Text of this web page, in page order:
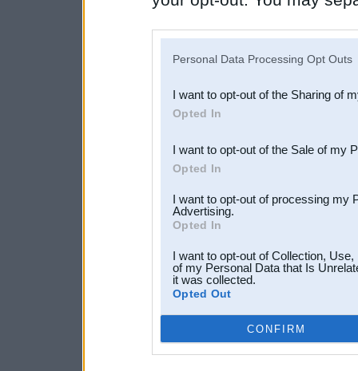
Downstream Participants
third parties.
Personal Data Processing Opt Outs
I want to opt-out of the Sharing of
Opted In
I want to opt-out of the Sale of my
Opted In
I want to opt-out of processing my
Advertising.
Opted In
I want to opt-out of Collection,
of my Personal Data that Is
it was collected.
Opted Out
CONFIRM